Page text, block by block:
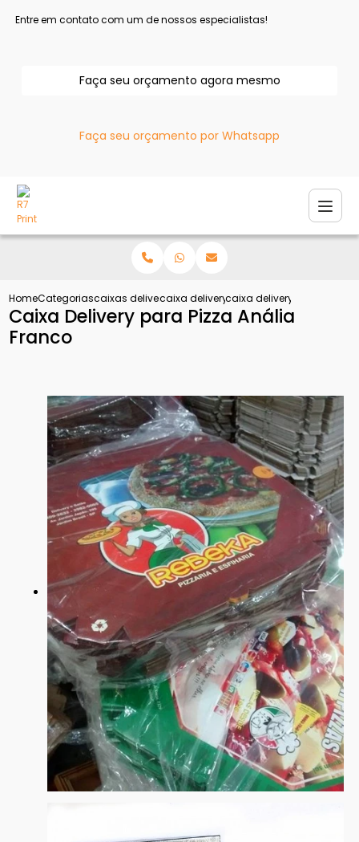
Entre em contato com um de nossos especialistas!
Faça seu orçamento agora mesmo
Faça seu orçamento por Whatsapp
HomeCategoriascaixas deliverycaixa delivery para frango
caixa delivery para pizza
Caixa Delivery para Pizza Anália
Franco